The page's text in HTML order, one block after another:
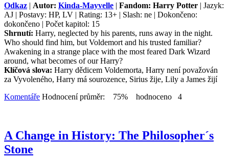
Odkaz | Autor: Kinda-Mayvelle | Fandom: Harry Potter | Jazyk:
AJ | Postavy: HP, LV | Rating: 13+ | Slash: ne | Dokončeno:
dokončeno | Počet kapitol: 15
Shrnutí: Harry, neglected by his parents, runs away in the night.
Who should find him, but Voldemort and his trusted familiar?
Awakening in a strange place with the most feared Dark Wizard
around, what becomes of our Harry?
Klíčová slova: Harry dědicem Voldemorta, Harry není považován
za Vyvoleného, Harry má sourozence, Sirius žije, Lily a James žijí
Komentáře Hodnocení průměr: 75% hodnoceno 4
A Change in History: The Philosopher´s
Stone